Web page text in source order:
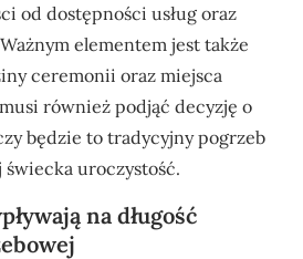
od dostępności usług oraz
elementem jest także
ceremonii oraz miejsca
również podjąć decyzję o
będzie to tradycyjny pogrzeb
uroczystość.
na długość